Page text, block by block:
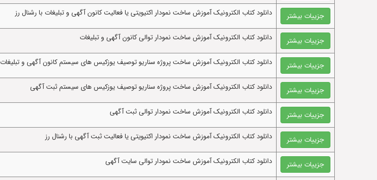
جزییات بیشتر دانلود کتاب الکترونيک آموزش ساخت نمودار اکتیویتی یا فعالیت کانون آگهی و تبلیغات با رشنال رز
جزییات بیشتر دانلود کتاب الکترونيک آموزش ساخت نمودار توالی کانون آگهی و تبلیغات
جزییات بیشتر دانلود کتاب الکترونيک آموزش ساخت پروژه سناریو توصیف یوزکیس های سیستم کانون آگهی و تبلیغات
جزییات بیشتر دانلود کتاب الکترونيک آموزش ساخت پروژه سناریو توصیف یوزکیس های سیستم ثبت آگهی
جزییات بیشتر دانلود کتاب الکترونيک آموزش ساخت نمودار توالی ثبت آگهی
جزییات بیشتر دانلود کتاب الکترونيک آموزش ساخت نمودار اکتیویتی یا فعالیت ثبت آگهی با رشنال رز
جزییات بیشتر دانلود کتاب الکترونيک آموزش ساخت نمودار توالی سایت آگهی